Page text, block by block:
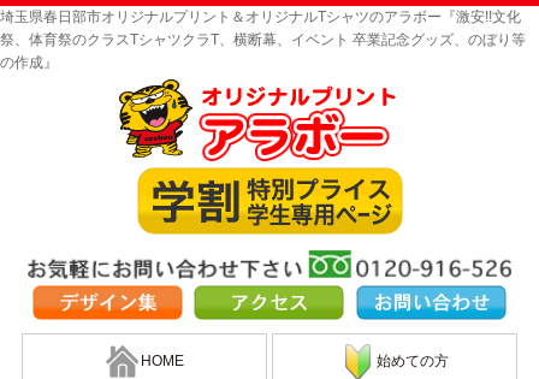
埼玉県春日部市オリジナルプリント＆オリジナルTシャツのアラボー『激安!!文化
祭、体育祭のクラスTシャツクラT、横断幕、イベント 卒業記念グッズ、のぼり等
の作成』
HOME 始めての方